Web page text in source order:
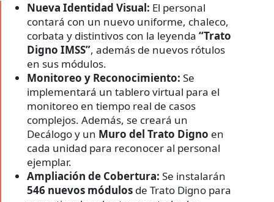
Nueva Identidad Visual: El personal
contará con un nuevo uniforme, chaleco,
corbata y distintivos con la leyenda “Trato
Digno IMSS”, además de nuevos rótulos
en sus módulos.
Monitoreo y Reconocimiento: Se
implementará un tablero virtual para el
monitoreo en tiempo real de casos
complejos. Además, se creará un
Decálogo y un Muro del Trato Digno en
cada unidad para reconocer al personal
ejemplar.
Ampliación de Cobertura: Se instalarán
546 nuevos módulos de Trato Digno para